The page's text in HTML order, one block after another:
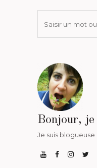
Bonjour, je
Je suis